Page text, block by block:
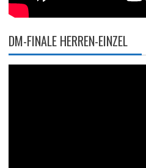
DM-FINALE HERREN-EINZEL